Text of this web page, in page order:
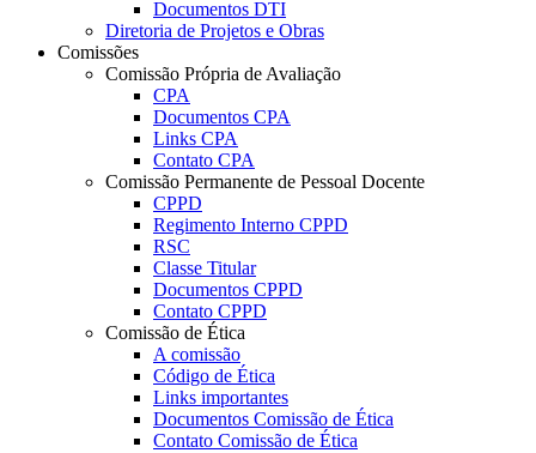
Documentos DTI
Diretoria de Projetos e Obras
Comissões
Comissão Própria de Avaliação
CPA
Documentos CPA
Links CPA
Contato CPA
Comissão Permanente de Pessoal Docente
CPPD
Regimento Interno CPPD
RSC
Classe Titular
Documentos CPPD
Contato CPPD
Comissão de Ética
A comissão
Código de Ética
Links importantes
Documentos Comissão de Ética
Contato Comissão de Ética